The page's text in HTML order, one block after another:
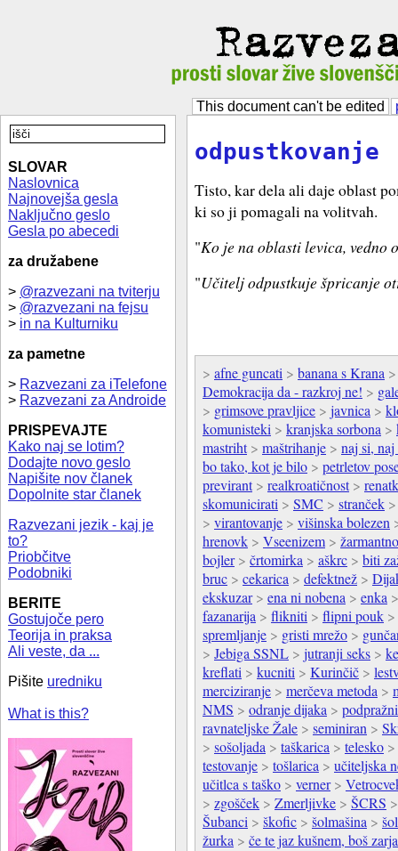
This document can't be edited
SLOVAR
Naslovnica
Najnovejša gesla
Naključno geslo
Gesla po abecedi
za družabene
> @razvezani na tviterju
> @razvezani na fejsu
> in na Kulturniku
za pametne
> Razvezani za iTelefone
> Razvezani za Androide
PRISPEVAJTE
Kako naj se lotim?
Dodajte novo geslo
Napišite nov članek
Dopolnite star članek
Razvezani jezik - kaj je
to?
Priobčitve
Podobniki
BERITE
Gostujoče pero
Teorija in praksa
Ali veste, da ...
Pišite uredniku
What is this?
odpustkovanje
Tisto, kar dela ali daje oblast
ki so ji pomagali na volitvah.
"Ko je na oblasti levica, vedno
"Učitelj odpustkuje špricanje
> afne guncati > banana s Krana
Demokracija da - razkroj ne! >
> grimsove pravljice > javnica >
komunisteki > kranjska sorbona >
mastriht> maštrihanje > naj si, naj
bo tako, kot je bilo > petrletov
previrant> realkroatičnost>
skomunicirati > SMC > stranček
> virantovanje > višinska bolezen
hrenovk > Vseenizem > žarmantno
bojler> črtomirka > aškrc > biti
bruc > cekarica > defektnež >
ekskuzar> ena ni nobena > enka
fazanarija > flikniti > flipni pouk >
spremljanje > gristi mrežo >
> Jebiga SSNL > jutranji seks >
kreflati > kucniti > Kurinčič >
merciziranje > merčeva metoda >
NMS > odranje dijaka >
ravnateljske Žale > seminiran >
> sošoljada > taškarica > telesko >
testovanje > tošlarica > učiteljska
učitlca s taško > verner>
> zgošček > Zmerljivke > ŠCRS
Šubanci > škofic > šolmašina >
žurka > če te jaz kušnem, boš